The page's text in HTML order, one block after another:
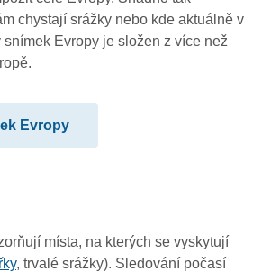
chystají srážky nebo kde aktuálně v
Evropy je složen z více než
Evropy
místa, na kterých se vyskytují
, trvalé srážky). Sledování počasí